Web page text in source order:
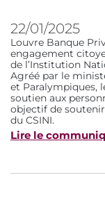
22/01/2025
Louvre Banque
engagement
de l’Institution
Agréé par le
et Paralympiques,
soutien aux
objectif de
du CSINI.
Lire le